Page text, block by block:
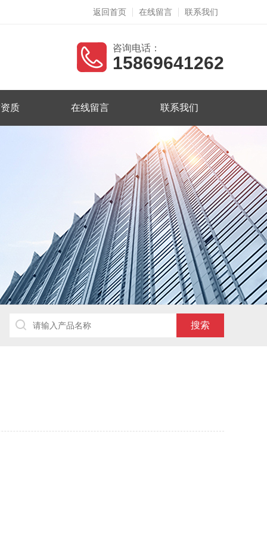
返回首页 在线留言 联系我们
咨询电话：
15869641262
质 在线留言 联系我们